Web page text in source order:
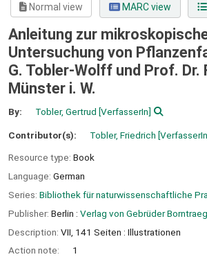
Normal view MARC view
Anleitung zur
Untersuchung von
G. Tobler-Wolff und Prof. Dr.
Münster i. W.
By: Tobler, Gertrud [VerfasserIn]
Contributor(s): Tobler, Friedrich
Resource type: Book
Language: German
Series: Bibliothek für naturwissenschaftliche
Publisher: Berlin : Verlag von Gebrüder
Description: VII, 141 Seiten : Illustrationen
Action note:
1